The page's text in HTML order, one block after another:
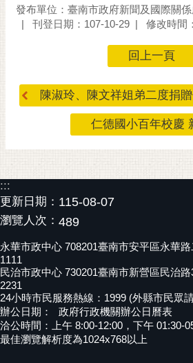
語
及
安
策
網
站
資
料
開
放
宣
告
市
府
發布單位：臺南市政府新聞及國際關係
刊登日期：107-10-29
修改時間
回上一頁
陳淑玲、陳文祥姐弟二度捐
仁德國小百年校慶
:::
更新日期： 115-08-07
瀏覽人次： 489
永華市政中心 708201臺南市安平區永華
1111
民治市政中心 730201臺南市新營區民治
2231
24小時市民服務熱線：1999 (外縣市民眾
辦公日期：
政府行政機關辦公日曆表
洽公時間：上午 8:00-12:00，下午 01:30-
最佳瀏覽解析度為1024x768以上